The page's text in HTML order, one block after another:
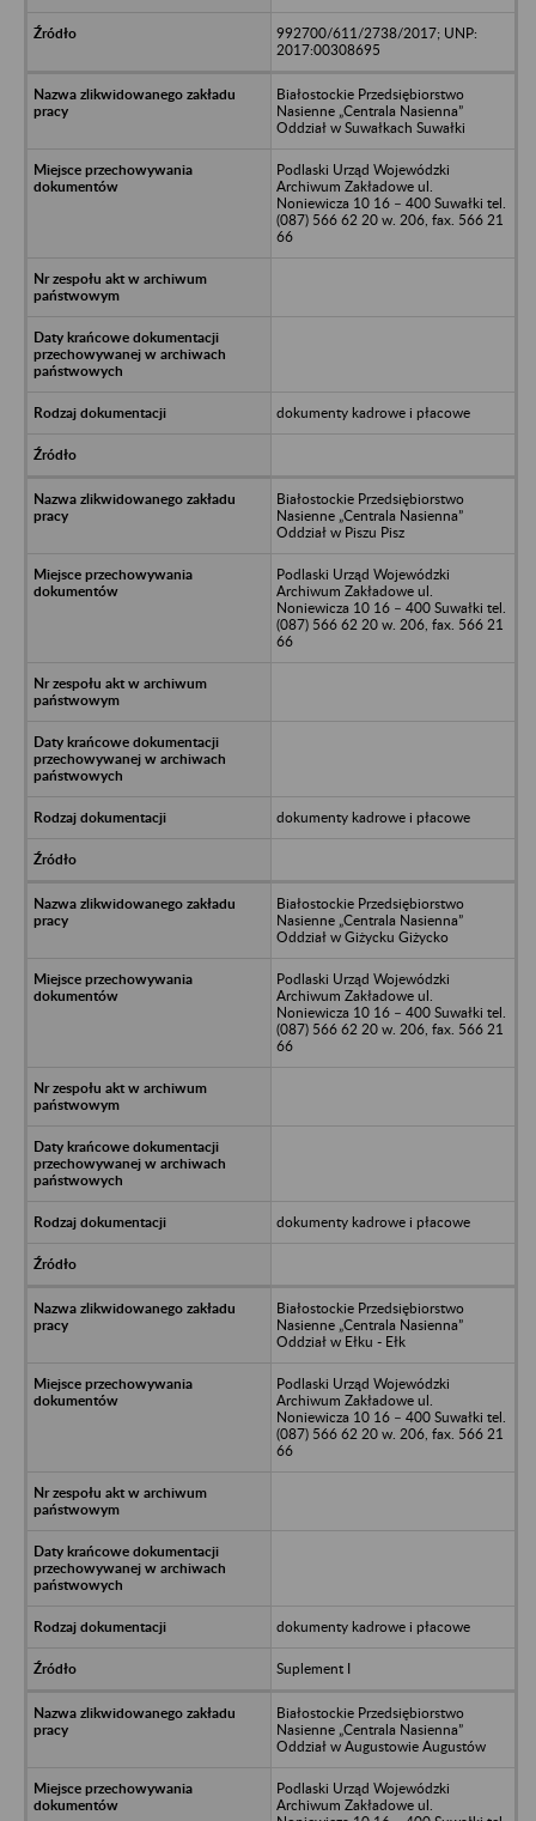
992700/611/2738/2017; UNP:
2017:00308695
Białostockie Przedsiębiorstwo
Nasienne „Centrala Nasienna”
Oddział w Suwałkach Suwałki
Podlaski Urząd Wojewódzki
Archiwum Zakładowe ul.
Noniewicza 10 16 – 400 Suwałki tel.
(087) 566 62 20 w. 206, fax. 566 21
66
dokumenty kadrowe i płacowe
Białostockie Przedsiębiorstwo
Nasienne „Centrala Nasienna”
Oddział w Piszu Pisz
Podlaski Urząd Wojewódzki
Archiwum Zakładowe ul.
Noniewicza 10 16 – 400 Suwałki tel.
(087) 566 62 20 w. 206, fax. 566 21
66
dokumenty kadrowe i płacowe
Białostockie Przedsiębiorstwo
Nasienne „Centrala Nasienna”
Oddział w Giżycku Giżycko
Podlaski Urząd Wojewódzki
Archiwum Zakładowe ul.
Noniewicza 10 16 – 400 Suwałki tel.
(087) 566 62 20 w. 206, fax. 566 21
66
dokumenty kadrowe i płacowe
Białostockie Przedsiębiorstwo
Nasienne „Centrala Nasienna”
Oddział w Ełku - Ełk
Podlaski Urząd Wojewódzki
Archiwum Zakładowe ul.
Noniewicza 10 16 – 400 Suwałki tel.
(087) 566 62 20 w. 206, fax. 566 21
66
dokumenty kadrowe i płacowe
Suplement I
Białostockie Przedsiębiorstwo
Nasienne „Centrala Nasienna”
Oddział w Augustowie Augustów
Podlaski Urząd Wojewódzki
Archiwum Zakładowe ul.